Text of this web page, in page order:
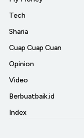
Tech
Sharia
Cuap Cuap Cuan
Opinion
Video
Berbuatbaik.id
Index